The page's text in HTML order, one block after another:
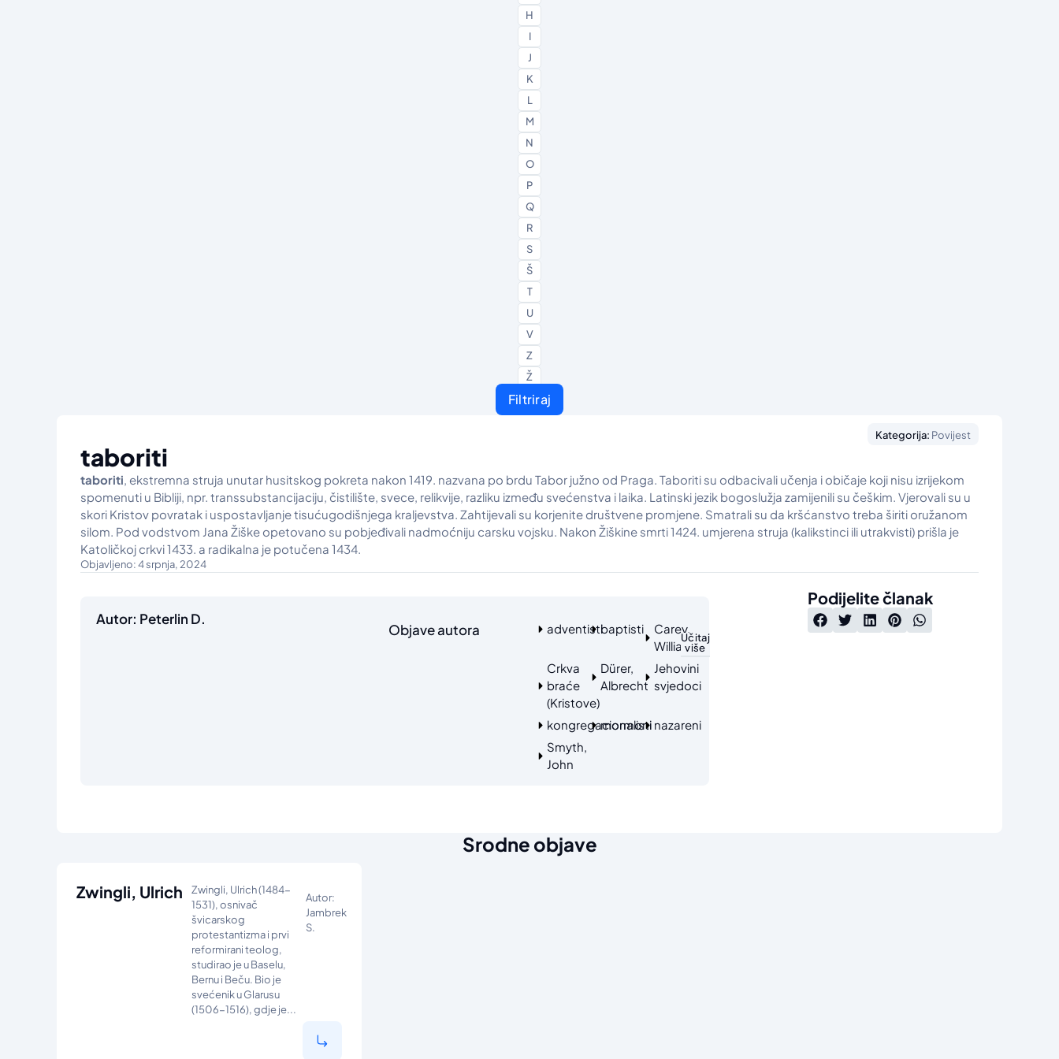
H
I
J
K
L
M
N
O
P
Q
R
S
Š
T
U
V
Z
Ž
Filtriraj
Kategorija: Povijest
taboriti
taboriti, ekstremna struja unutar husitskog pokreta nakon 1419. nazvana po brdu Tabor južno od Praga. Taboriti su odbacivali učenja i običaje koji nisu izrijekom
spomenuti u Bibliji, npr. transsubstancijaciju, čistilište, svece, relikvije, razliku između svećenstva i laika. Latinski jezik bogoslužja zamijenili su češkim. Vjerovali su u
skori Kristov povratak i uspostavljanje tisućugodišnjega kraljevstva. Zahtijevali su korjenite društvene promjene. Smatrali su da kršćanstvo treba širiti oružanom
silom. Pod vodstvom Jana Žiške opetovano su pobjeđivali nadmoćniju carsku vojsku. Nakon Žiškine smrti 1424. umjerena struja (kalikstinci ili utrakvisti) prišla je
Katoličkoj crkvi 1433. a radikalna je potučena 1434.
Objavljeno: 4 srpnja, 2024
Autor: Peterlin D.
Objave autora adventistibaptisti
Carey,
William
Crkva
braće
(Kristove)
Dürer,
Albrecht
Jehovini
svjedoci
kongregacionalisti
mormoni nazareni
Smyth,
John
Učitaj
više
Podijelite članak
Srodne objave
Zwingli, Ulrich
Zwingli, Ulrich (1484-
1531), osnivač
švicarskog
protestantizma i prvi
reformirani teolog,
studirao je u Baselu,
Bernu i Beču. Bio je
svećenik u Glarusu
(1506-1516), gdje je...
Autor:
Jambrek
S.